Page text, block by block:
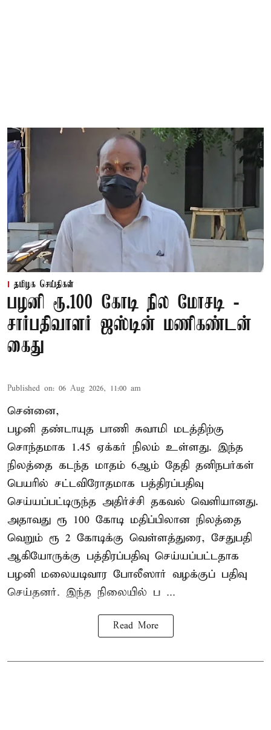
தமிழக செய்திகள்
பழனி ரூ.100 கோடி நில மோசடி -
சார்பதிவாளர் ஜஸ்டின் மணிகண்டன்
கைது
Published on: 06 Aug 2026, 11:00 am
சென்னை,
பழனி தண்டாயுத பாணி சுவாமி மடத்திற்கு
சொந்தமாக 1.45 ஏக்கர் நிலம் உள்ளது. இந்த
நிலத்தை கடந்த மாதம் 6ஆம் தேதி தனிநபர்கள்
பெயரில் சட்டவிரோதமாக பத்திரப்பதிவு
செய்யப்பட்டிருந்த அதிர்ச்சி தகவல் வெளியானது.
அதாவது ரூ 100 கோடி மதிப்பிலான நிலத்தை
வெறும் ரூ 2 கோடிக்கு வெள்ளத்துரை, சேதுபதி
ஆகியோருக்கு பத்திரப்பதிவு செய்யப்பட்டதாக
பழனி மலையடிவார போலீஸார் வழக்குப் பதிவு
செய்தனர். இந்த நிலையில் ப ...
Read More